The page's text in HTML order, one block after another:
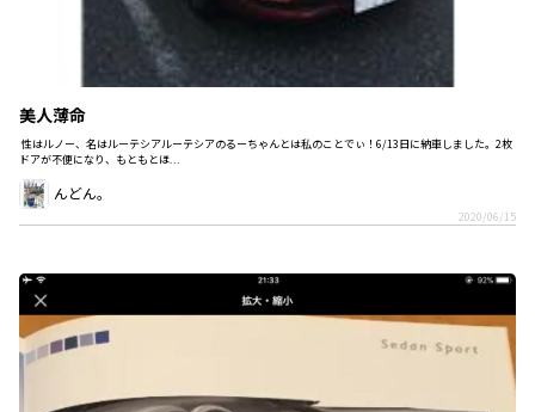
美人薄命
性はルノー、名はルーテシアルーテシアのるーちゃんとは私のことでぃ！6/13日に納車しました。2枚
ドアが不便になり、もともとほ...
んどん。
2020/06/15